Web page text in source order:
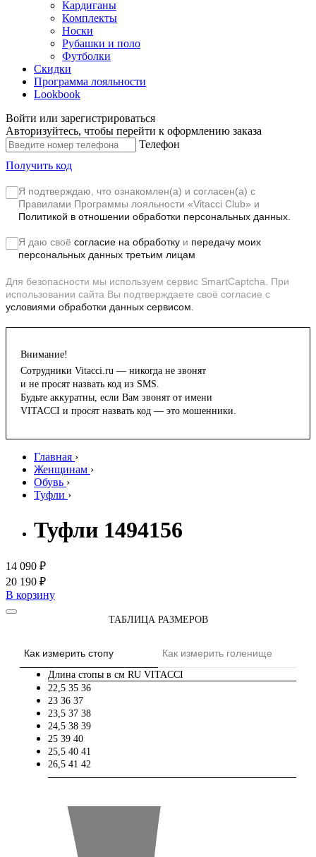
Кардиганы
Комплекты
Носки
Рубашки и поло
Футболки
Скидки
Программа лояльности
Lookbook
Войти или зарегистрироваться
Авторизуйтесь, чтобы перейти к оформлению заказа
Телефон
Получить код
Я подтверждаю, что ознакомлен(а) и согласен(а) с
Правилами Программы лояльности «Vitacci Club» и
Политикой в отношении обработки персональных данных.
Я даю своё согласие на обработку и передачу моих
персональных данных третьим лицам
Для безопасности мы используем сервис SmartCaptcha. При
использовании сайта Вы подтверждаете своё согласие с
условиями обработки данных сервисом.
Внимание!
Сотрудники Vitacci.ru — никогда не звонят
и не просят назвать код из SMS.
Будьте аккуратны, если Вам звонят от имени
VITACCI и просят назвать код — это мошенники.
Главная ›
Женщинам ›
Обувь ›
Туфли ›
Туфли 1494156
14 090 ₽
20 190 ₽
В корзину
ТАБЛИЦА РАЗМЕРОВ
Как измерить стопу Как измерить голенище
Длина стопы в см RU VITACCI
22,5 35 36
23 36 37
23,5 37 38
24,5 38 39
25 39 40
25,5 40 41
26,5 41 42